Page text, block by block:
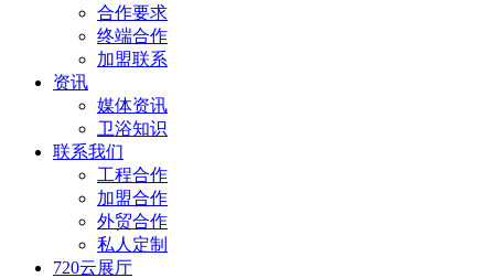
合作要求
终端合作
加盟联系
资讯
媒体资讯
卫浴知识
联系我们
工程合作
加盟合作
外贸合作
私人定制
720云展厅